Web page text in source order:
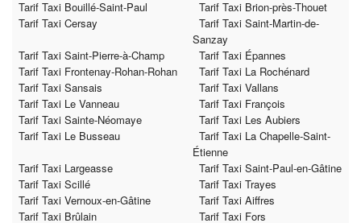
Tarif Taxi Bouillé-Saint-Paul
Tarif Taxi Brion-près-Thouet
Tarif Taxi Cersay
Tarif Taxi Saint-Martin-de-
Sanzay
Tarif Taxi Saint-Pierre-à-Champ
Tarif Taxi Épannes
Tarif Taxi Frontenay-Rohan-Rohan
Tarif Taxi La Rochénard
Tarif Taxi Sansais
Tarif Taxi Vallans
Tarif Taxi Le Vanneau
Tarif Taxi François
Tarif Taxi Sainte-Néomaye
Tarif Taxi Les Aubiers
Tarif Taxi Le Busseau
Tarif Taxi La Chapelle-Saint-
Étienne
Tarif Taxi Largeasse
Tarif Taxi Saint-Paul-en-Gâtine
Tarif Taxi Scillé
Tarif Taxi Trayes
Tarif Taxi Vernoux-en-Gâtine
Tarif Taxi Aiffres
Tarif Taxi Brûlain
Tarif Taxi Fors